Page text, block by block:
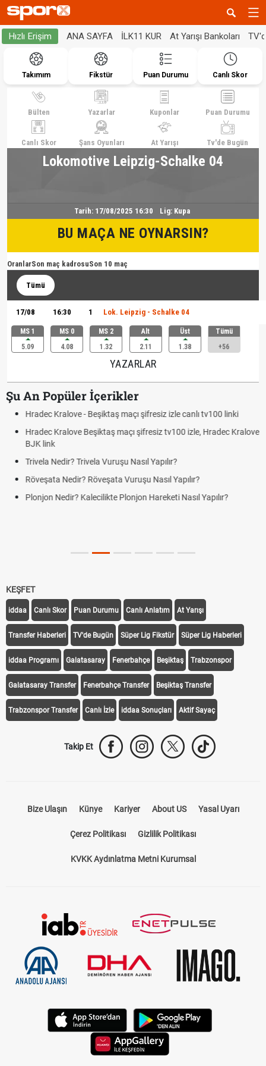
Hızlı Erişim ANA SAYFA İLK11 KUR At Yarışı Bankoları
Takımım Fikstür Puan Durumu Canlı Skor
Bülten Yazarlar Kuponlar Puan Durumu
Canlı Skor Şans Oyunları At Yarışı Tv'de Bugün
Lokomotive Leipzig-Schalke 04
Tarih: 17/08/2025 16:30 Lig: Kupa
BU MAÇA NE OYNARSIN?
OranlarSon maç kadrosuSon 10 maç
Tümü
17/08 16:30 1 Lok. Leipzig - Schalke 04
MS 1
5.09
MS 0
4.08
MS 2
1.32
Alt
2.11
Üst
1.38
Tümü
+56
YAZARLAR
Şu An Popüler İçerikler
Hradec Kralove - Beşiktaş maçı şifresiz izle canlı tv100 linki
Hradec Kralove Beşiktaş maçı şifresiz tv100 izle, Hradec Kralove
BJK link
Trivela Nedir? Trivela Vuruşu Nasıl Yapılır?
Röveşata Nedir? Röveşata Vuruşu Nasıl Yapılır?
Plonjon Nedir? Kalecilikte Plonjon Hareketi Nasıl Yapılır?
Transfer Haberleri TV'de Bugün Süper Lig Fikstür Süper Lig Haberleri
iddaa Programı Galatasaray Fenerbahçe Beşiktaş Trabzonspor
Galatasaray Transfer Fenerbahçe Transfer Beşiktaş Transfer
Trabzonspor Transfer Canlı İzle iddaa Sonuçları Aktif Sayaç
Takip Et